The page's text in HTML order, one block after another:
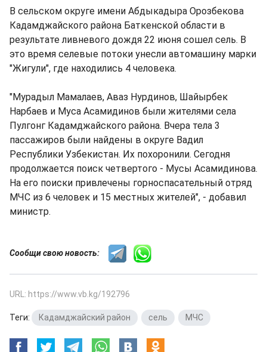
В сельском округе имени Абдыкадыра Орозбекова
Кадамджайского района Баткенской области в
результате ливневого дождя 22 июня сошел сель. В
это время селевые потоки унесли автомашину марки
"Жигули", где находились 4 человека.
"Мурадыл Мамалаев, Аваз Нурдинов, Шайырбек
Нарбаев и Муса Асамидинов были жителями села
Пулгонг Кадамджайского района. Вчера тела 3
пассажиров были найдены в округе Вадил
Республики Узбекистан. Их похоронили. Сегодня
продолжается поиск четвертого - Мусы Асамидинова.
На его поиски привлечены горноспасательный отряд
МЧС из 6 человек и 15 местных жителей", - добавил
министр.
Сообщи свою новость:
URL: https://www.vb.kg/192796
Теги: Кадамджайский район сель МЧС